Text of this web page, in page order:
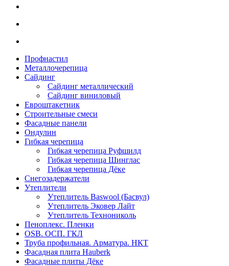
Профнастил
Металлочерепица
Сайдинг
Сайдинг металлический
Сайдинг виниловый
Евроштакетник
Строительные смеси
Фасадные панели
Ондулин
Гибкая черепица
Гибкая черепица Руфшилд
Гибкая черепица Шинглас
Гибкая черепица Дёке
Снегозадержатели
Утеплители
Утеплитель Baswool (Басвул)
Утеплитель Эковер Лайт
Утеплитель Технониколь
Пеноплекс. Пленки
OSB. ОСП. ГКЛ
Труба профильная. Арматура. НКТ
Фасадная плита Hauberk
Фасадные плиты Дёке